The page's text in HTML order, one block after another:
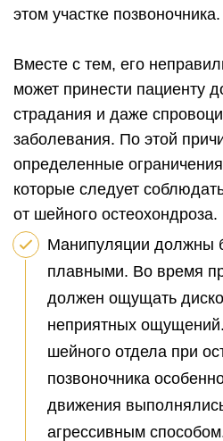
этом участке позвоночника.
Вместе с тем, его
может принести пациенту
страдания и даже
заболевания. По этой
определенные
которые следует
от шейного остеохондроза.
Манипуляции должны
плавными. Во время
должен ощущать
неприятных
шейного отдела при
позвоночника
движения
агрессивным